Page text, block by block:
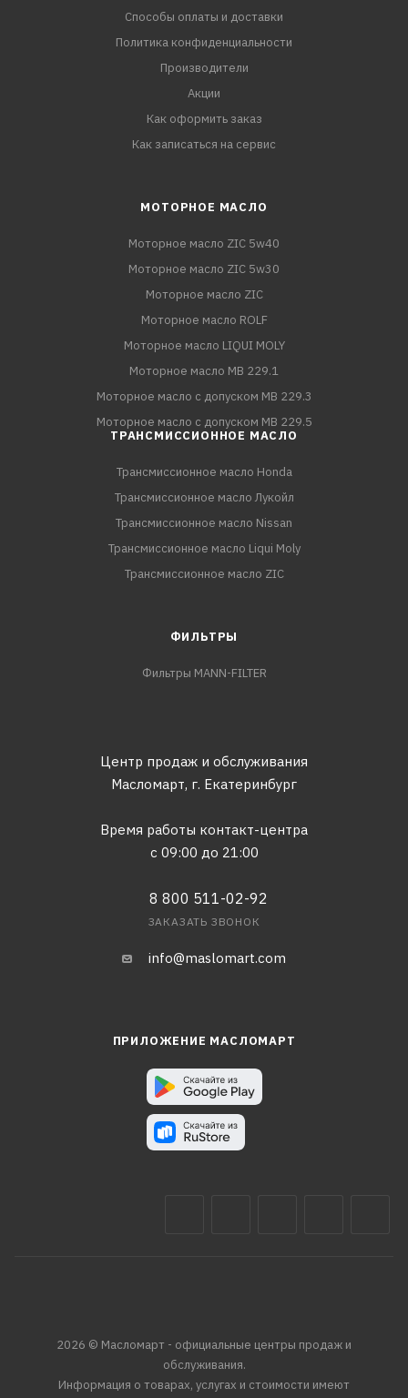
Способы оплаты и доставки
Политика конфиденциальности
Производители
Акции
Как оформить заказ
Как записаться на сервис
МОТОРНОЕ МАСЛО
Моторное масло ZIC 5w40
Моторное масло ZIC 5w30
Моторное масло ZIC
Моторное масло ROLF
Моторное масло LIQUI MOLY
Моторное масло MB 229.1
Моторное масло с допуском MB 229.3
Моторное масло с допуском MB 229.5
ТРАНСМИССИОННОЕ МАСЛО
Трансмиссионное масло Honda
Трансмиссионное масло Лукойл
Трансмиссионное масло Nissan
Трансмиссионное масло Liqui Moly
Трансмиссионное масло ZIC
ФИЛЬТРЫ
Фильтры MANN-FILTER
Центр продаж и обслуживания
Масломарт, г. Екатеринбург
Время работы контакт-центра
с 09:00 до 21:00
8 800 511-02-92
ЗАКАЗАТЬ ЗВОНОК
info@maslomart.com
ПРИЛОЖЕНИЕ МАСЛОМАРТ
2026 © Масломарт - официальные центры продаж и
обслуживания.
Информация о товарах, услугах и стоимости имеют